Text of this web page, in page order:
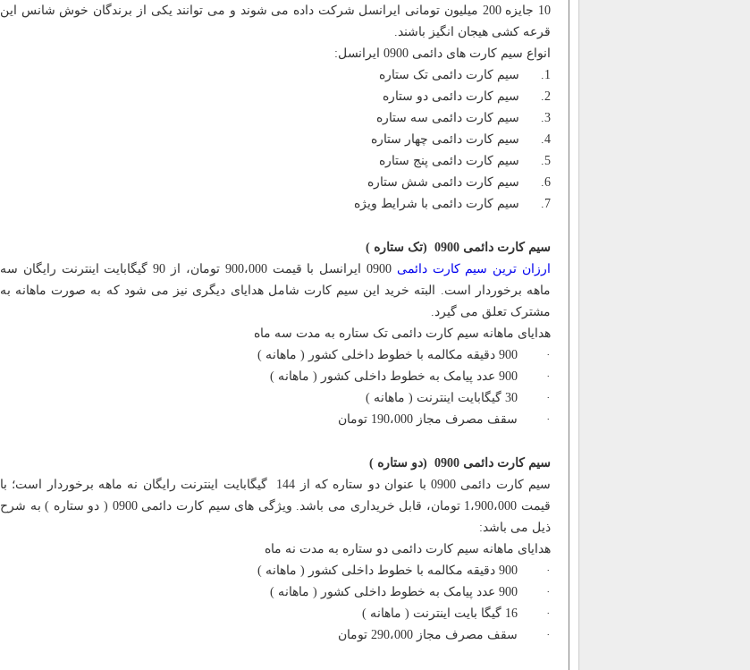
10 جایزه 200 میلیون تومانی ایرانسل شرکت داده می شوند و می توانند یکی از برندگان خوش شانس این
قرعه کشی هیجان انگیز باشند.
انواع سیم کارت های دائمی 0900 ایرانسل:
1. سیم کارت دائمی تک ستاره
2. سیم کارت دائمی دو ستاره
3. سیم کارت دائمی سه ستاره
4. سیم کارت دائمی چهار ستاره
5. سیم کارت دائمی پنج ستاره
6. سیم کارت دائمی شش ستاره
7. سیم کارت دائمی با شرایط ویژه
سیم کارت دائمی 0900 (تک ستاره )
ارزان ترین سیم کارت دائمی
0900 ایرانسل با قیمت 900،000 تومان، از 90 گیگابایت اینترنت رایگان سه
ماهه برخوردار است. البته خرید این سیم کارت شامل هدایای دیگری نیز می شود که به صورت ماهانه به
مشترک تعلق می گیرد.
هدایای ماهانه سیم کارت دائمی تک ستاره به مدت سه ماه
· 900 دقیقه مکالمه با خطوط داخلی کشور ( ماهانه )
· 900 عدد پیامک به خطوط داخلی کشور ( ماهانه )
· 30 گیگابایت اینترنت ( ماهانه )
· سقف مصرف مجاز 190،000 تومان
سیم کارت دائمی 0900 (دو ستاره )
سیم کارت دائمی 0900 با عنوان دو ستاره که از 144 گیگابایت اینترنت رایگان نه ماهه برخوردار است؛ با
قیمت 1،900،000 تومان، قابل خریداری می باشد. ویژگی های سیم کارت دائمی 0900 ( دو ستاره ) به شرح
ذیل می باشد:
هدایای ماهانه سیم کارت دائمی دو ستاره به مدت نه ماه
· 900 دقیقه مکالمه با خطوط داخلی کشور ( ماهانه )
· 900 عدد پیامک به خطوط داخلی کشور ( ماهانه )
· 16 گیگا بایت اینترنت ( ماهانه )
· سقف مصرف مجاز 290،000 تومان